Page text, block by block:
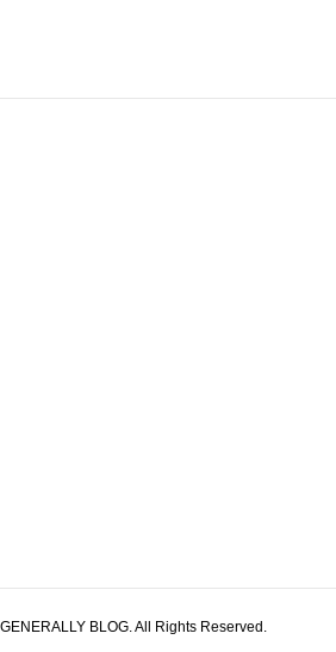
BLOG. All Rights Reserved.